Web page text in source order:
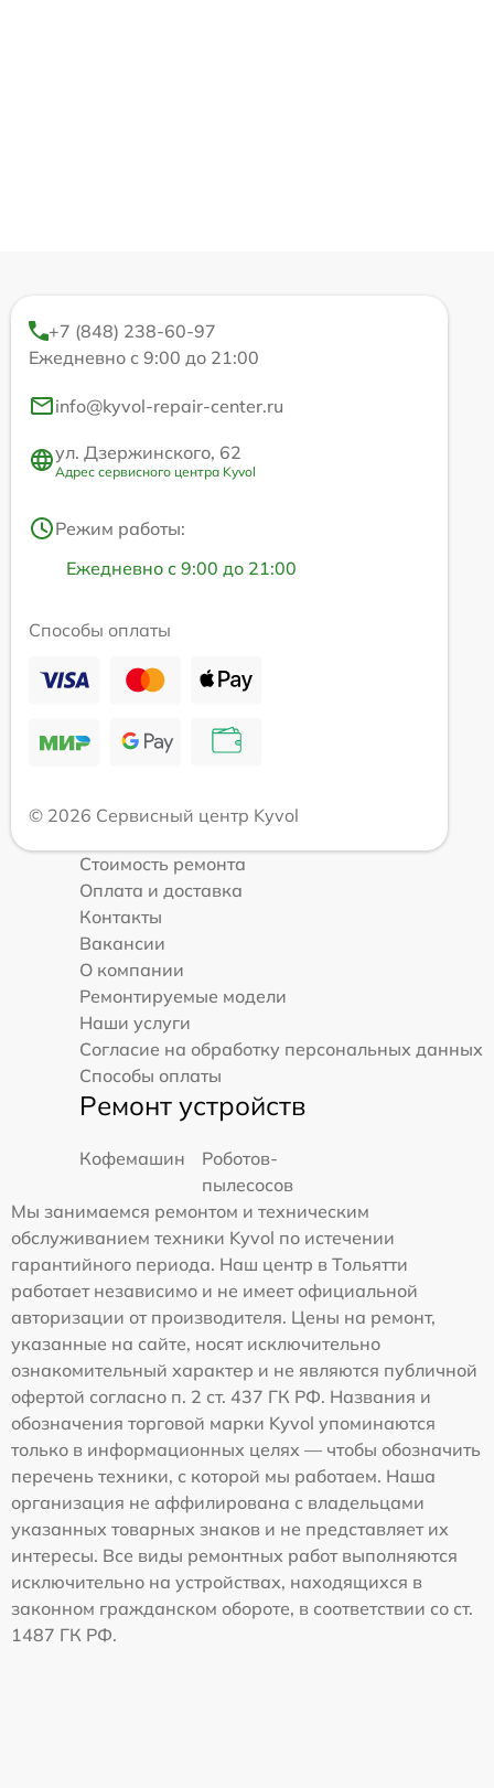
+7 (848) 238-60-97
Ежедневно с 9:00 до 21:00
info@kyvol-repair-center.ru
ул. Дзержинского, 62
Адрес сервисного центра Kyvol
Режим работы:
Ежедневно с 9:00 до 21:00
Способы оплаты
© 2026 Сервисный центр Kyvol
Стоимость ремонта
Оплата и доставка
Контакты
Вакансии
О компании
Ремонтируемые модели
Наши услуги
Согласие на обработку персональных данных
Способы оплаты
Ремонт устройств
Кофемашин
Роботов-
пылесосов
Мы занимаемся ремонтом и техническим
обслуживанием техники Kyvol по истечении
гарантийного периода. Наш центр в Тольятти
работает независимо и не имеет официальной
авторизации от производителя. Цены на ремонт,
указанные на сайте, носят исключительно
ознакомительный характер и не являются публичной
офертой согласно п. 2 ст. 437 ГК РФ. Названия и
обозначения торговой марки Kyvol упоминаются
только в информационных целях — чтобы обозначить
перечень техники, с которой мы работаем. Наша
организация не аффилирована с владельцами
указанных товарных знаков и не представляет их
интересы. Все виды ремонтных работ выполняются
исключительно на устройствах, находящихся в
законном гражданском обороте, в соответствии со ст.
1487 ГК РФ.